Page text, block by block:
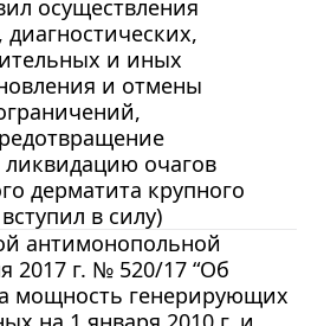
осуществления
и иных
и отмены
очагов
дерматита крупного
в силу)
антимонопольной
2017 г. № 520/17 “Об
мощность генерирующих